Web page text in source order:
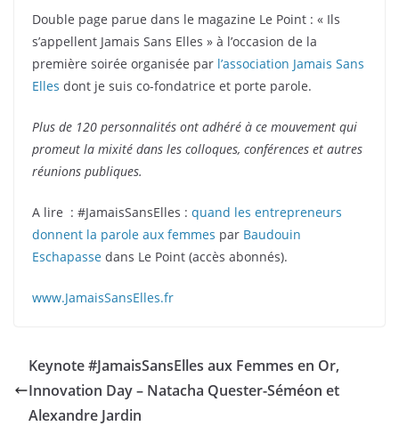
Double page parue dans le magazine Le Point : « Ils
s’appellent Jamais Sans Elles » à l’occasion de la
première soirée organisée par l’association Jamais Sans
Elles dont je suis co-fondatrice et porte parole.
Plus de 120 personnalités ont adhéré à ce mouvement qui
promeut la mixité dans les colloques, conférences et autres
réunions publiques.
A lire : #JamaisSansElles : quand les entrepreneurs
donnent la parole aux femmes par Baudouin
Eschapasse dans Le Point (accès abonnés).
www.JamaisSansElles.fr
Keynote #JamaisSansElles aux Femmes en Or,
Innovation Day – Natacha Quester-Séméon et
Alexandre Jardin